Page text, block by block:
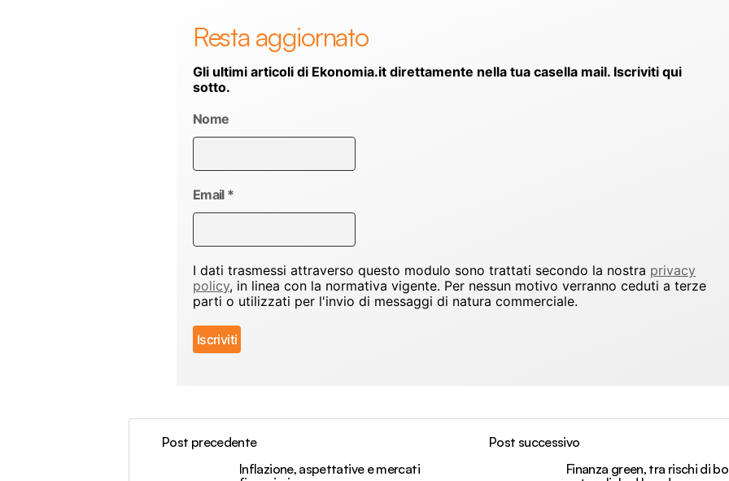
Resta aggiornato
Gli ultimi articoli di Ekonomia.it direttamente nella tua casella mail. Iscriviti qui
sotto.
Nome
Email *
I dati trasmessi attraverso questo modulo sono trattati secondo la nostra privacy
policy, in linea con la normativa vigente. Per nessun motivo verranno ceduti a terze
parti o utilizzati per l'invio di messaggi di natura commerciale.
Post precedente
Inflazione, aspettative e mercati
Post successivo
Finanza green, tra rischi di